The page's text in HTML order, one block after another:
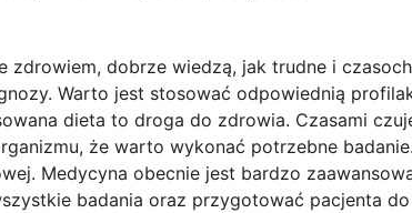
dobrze wiedzą, jak trudne i
Warto jest stosować odpowiednią
dieta to droga do zdrowia. Czasami
że warto wykonać potrzebne
Medycyna obecnie jest bardzo
badania oraz przygotować pacjenta